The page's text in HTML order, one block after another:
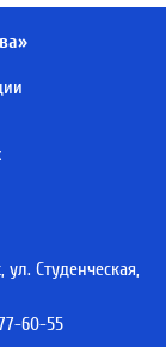
Студенческая,
60-55